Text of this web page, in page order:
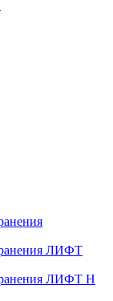
ЛИФТ
ЛИФТ H